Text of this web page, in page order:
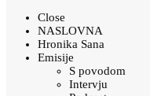
Close
NASLOVNA
Hronika Sana
Emisije
S povodom
Intervju